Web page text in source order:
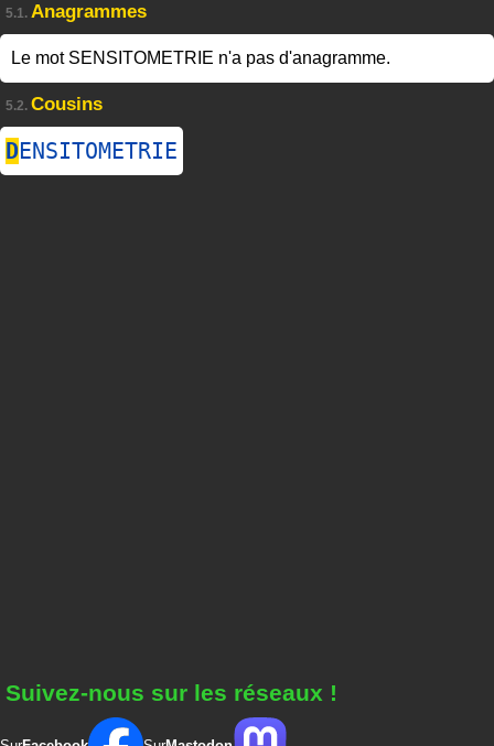
5.1. Anagrammes
Le mot SENSITOMETRIE n'a pas d'anagramme.
5.2. Cousins
DENSITOMETRIE
Suivez-nous sur les réseaux !